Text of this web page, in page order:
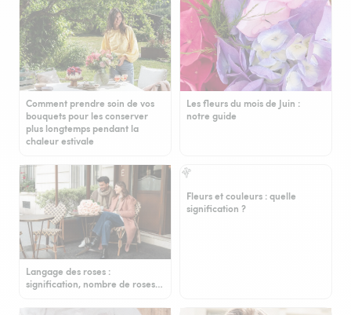
Comment prendre soin de vos
bouquets pour les conserver
plus longtemps pendant la
chaleur estivale
Les fleurs du mois de Juin :
notre guide
Langage des roses :
signification, nombre de roses…
Fleurs et couleurs : quelle
signification ?